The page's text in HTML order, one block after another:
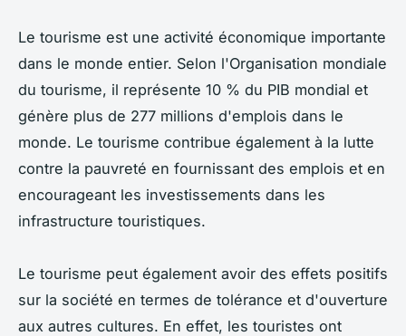
Le tourisme est une activité économique importante
dans le monde entier. Selon l'Organisation mondiale
du tourisme, il représente 10 % du PIB mondial et
génère plus de 277 millions d'emplois dans le
monde. Le tourisme contribue également à la lutte
contre la pauvreté en fournissant des emplois et en
encourageant les investissements dans les
infrastructure touristiques.
Le tourisme peut également avoir des effets positifs
sur la société en termes de tolérance et d'ouverture
aux autres cultures. En effet, les touristes ont